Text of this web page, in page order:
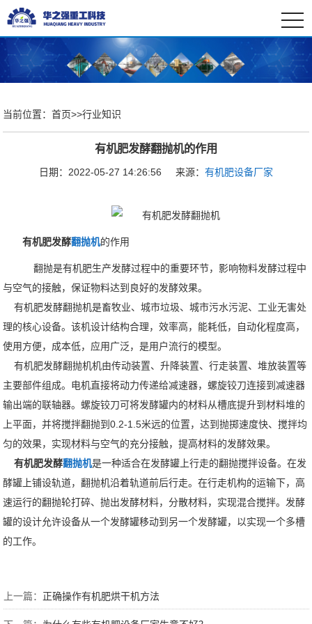
当前位置：首页>>行业知识
有机肥发酵翻抛机的作用
日期：2022-05-27 14:26:56 来源： 有机肥设备厂家
有机肥发酵翻抛机的作用
翻抛是有机肥生产发酵过程中的重要环节，影响物料发酵过程中
与空气的接触，保证物料达到良好的发酵效果。
有机肥发酵翻抛机是畜牧业、城市垃圾、城市污水污泥、工业无害处
理的核心设备。该机设计结构合理，效率高，能耗低，自动化程度高，
使用方便，成本低，应用广泛，是用户流行的模型。
有机肥发酵翻抛机机由传动装置、升降装置、行走装置、堆放装置等
主要部件组成。电机直接将动力传递给减速器，螺旋铰刀连接到减速器
输出端的联轴器。螺旋铰刀可将发酵罐内的材料从槽底提升到材料堆的
上平面，并将搅拌翻抛到0.2-1.5米远的位置，达到抛掷速度快、搅拌均
匀的效果，实现材料与空气的充分接触，提高材料的发酵效果。
有机肥发酵翻抛机是一种适合在发酵罐上行走的翻抛搅拌设备。在发
酵罐上铺设轨道，翻抛机沿着轨道前后行走。在行走机构的运输下，高
速运行的翻抛轮打碎、抛出发酵材料，分散材料，实现混合搅拌。发酵
罐的设计允许设备从一个发酵罐移动到另一个发酵罐，以实现一个多槽
的工作。
上一篇： 正确操作有机肥烘干机方法